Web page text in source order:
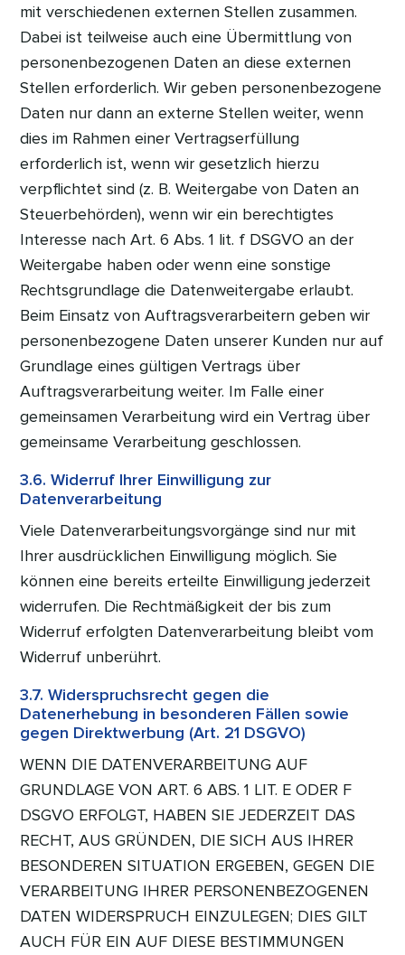
mit verschiedenen externen Stellen zusammen.
Dabei ist teilweise auch eine Übermittlung von
personenbezogenen Daten an diese externen
Stellen erforderlich. Wir geben personenbezogene
Daten nur dann an externe Stellen weiter, wenn
dies im Rahmen einer Vertragserfüllung
erforderlich ist, wenn wir gesetzlich hierzu
verpflichtet sind (z. B. Weitergabe von Daten an
Steuerbehörden), wenn wir ein berechtigtes
Interesse nach Art. 6 Abs. 1 lit. f DSGVO an der
Weitergabe haben oder wenn eine sonstige
Rechtsgrundlage die Datenweitergabe erlaubt.
Beim Einsatz von Auftragsverarbeitern geben wir
personenbezogene Daten unserer Kunden nur auf
Grundlage eines gültigen Vertrags über
Auftragsverarbeitung weiter. Im Falle einer
gemeinsamen Verarbeitung wird ein Vertrag über
gemeinsame Verarbeitung geschlossen.
3.6. Widerruf Ihrer Einwilligung zur
Datenverarbeitung
Viele Datenverarbeitungsvorgänge sind nur mit
Ihrer ausdrücklichen Einwilligung möglich. Sie
können eine bereits erteilte Einwilligung jederzeit
widerrufen. Die Rechtmäßigkeit der bis zum
Widerruf erfolgten Datenverarbeitung bleibt vom
Widerruf unberührt.
3.7. Widerspruchsrecht gegen die
Datenerhebung in besonderen Fällen sowie
gegen Direktwerbung (Art. 21 DSGVO)
WENN DIE DATENVERARBEITUNG AUF
GRUNDLAGE VON ART. 6 ABS. 1 LIT. E ODER F
DSGVO ERFOLGT, HABEN SIE JEDERZEIT DAS
RECHT, AUS GRÜNDEN, DIE SICH AUS IHRER
BESONDEREN SITUATION ERGEBEN, GEGEN DIE
VERARBEITUNG IHRER PERSONENBEZOGENEN
DATEN WIDERSPRUCH EINZULEGEN; DIES GILT
AUCH FÜR EIN AUF DIESE BESTIMMUNGEN